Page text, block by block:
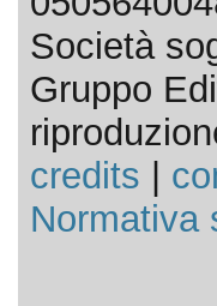
Società
Gruppo
credits
Normativa